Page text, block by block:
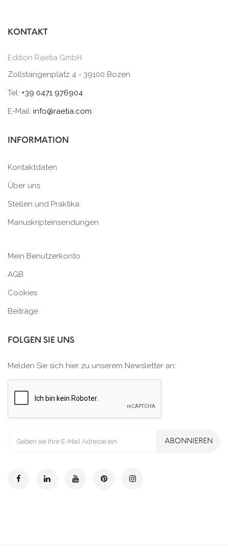
KONTAKT
Edition Raetia GmbH
Zollstangenplatz 4 - 39100 Bozen
Tel: +39 0471 976904
E-Mail: info@raetia.com
INFORMATION
Kontaktdaten
Über uns
Stellen und Praktika
Manuskripteinsendungen
Mein Benutzerkonto
AGB
Cookies
Beiträge
FOLGEN SIE UNS
Melden Sie sich hier zu unserem Newsletter an:
ABONNIEREN